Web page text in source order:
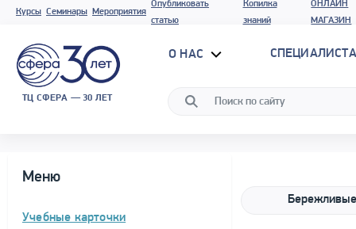
Курсы Семинары Мероприятия
Опубликовать
статью
Копилка
знаний
ОНЛАЙН
МАГАЗИН
ТЦ СФЕРА — 30 ЛЕТ
О НАС
Меню
Учебные карточки